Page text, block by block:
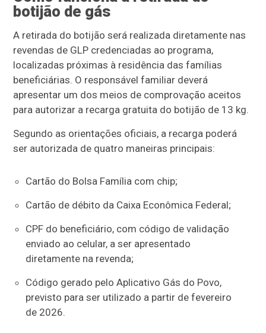
botijão de gás
A retirada do botijão será realizada diretamente nas
revendas de GLP credenciadas ao programa,
localizadas próximas à residência das famílias
beneficiárias. O responsável familiar deverá
apresentar um dos meios de comprovação aceitos
para autorizar a recarga gratuita do botijão de 13 kg.
Segundo as orientações oficiais, a recarga poderá
ser autorizada de quatro maneiras principais:
Cartão do Bolsa Família com chip;
Cartão de débito da Caixa Econômica Federal;
CPF do beneficiário, com código de validação
enviado ao celular, a ser apresentado
diretamente na revenda;
Código gerado pelo Aplicativo Gás do Povo,
previsto para ser utilizado a partir de fevereiro
de 2026.